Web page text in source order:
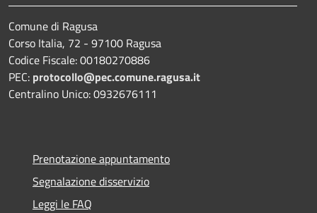
Comune di Ragusa
Corso Italia, 72 - 97100 Ragusa
Codice Fiscale: 00180270886
PEC: protocollo@pec.comune.ragusa.it
Centralino Unico: 0932676111
Prenotazione appuntamento
Segnalazione disservizio
Leggi le FAQ